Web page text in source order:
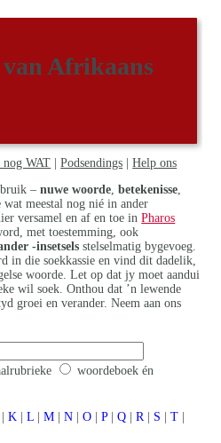
Afrikaans
nog WAT |Podsendings |Help ons
–nuwe woorde ,betekenisse
wat meestal nog nié in ander
versamel en af en toe inPharos
met toestemming, ook
-insetsels stelselmatig bygevoeg.
in die soekkassie en vind dit dadelik,
woorde. Let op dat jy moet aandui
wil soek. Onthou dat ’n lewende
groei en verander. Neem aan ons
woordeboek én
| K | L | M | N | O | P | Q | R | S | T |